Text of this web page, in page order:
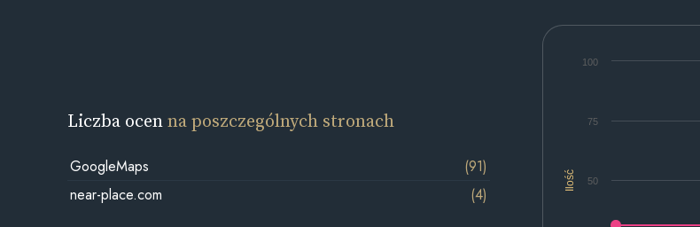
Ilość
100
50
75
Liczba ocenna poszczególnych stronach
GoogleMaps
(91)
near-place.com
(4)